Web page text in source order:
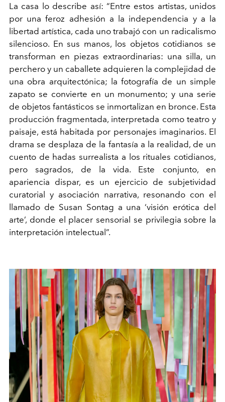
La casa lo describe así: “Entre estos artistas, unidos
por una feroz adhesión a la independencia y a la
libertad artística, cada uno trabajó con un radicalismo
silencioso. En sus manos, los objetos cotidianos se
transforman en piezas extraordinarias: una silla, un
perchero y un caballete adquieren la complejidad de
una obra arquitectónica; la fotografía de un simple
zapato se convierte en un monumento; y una serie
de objetos fantásticos se inmortalizan en bronce. Esta
producción fragmentada, interpretada como teatro y
paisaje, está habitada por personajes imaginarios. El
drama se desplaza de la fantasía a la realidad, de un
cuento de hadas surrealista a los rituales cotidianos,
pero sagrados, de la vida. Este conjunto, en
apariencia dispar, es un ejercicio de subjetividad
curatorial y asociación narrativa, resonando con el
llamado de Susan Sontag a una ‘visión erótica del
arte’, donde el placer sensorial se privilegia sobre la
interpretación intelectual”.